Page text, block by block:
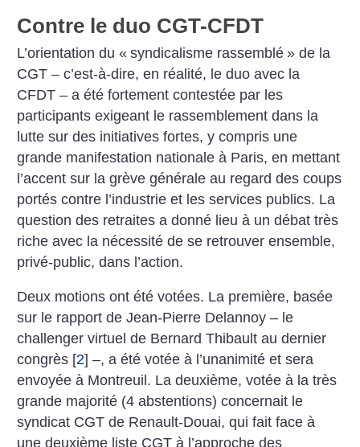
Contre le duo CGT-CFDT
L’orientation du « syndicalisme rassemblé » de la
CGT – c’est-à-dire, en réalité, le duo avec la
CFDT – a été fortement contestée par les
participants exigeant le rassemblement dans la
lutte sur des initiatives fortes, y compris une
grande manifestation nationale à Paris, en mettant
l’accent sur la grève générale au regard des coups
portés contre l’industrie et les services publics. La
question des retraites a donné lieu à un débat très
riche avec la nécessité de se retrouver ensemble,
privé-public, dans l’action.
Deux motions ont été votées. La première, basée
sur le rapport de Jean-Pierre Delannoy – le
challenger virtuel de Bernard Thibault au dernier
congrès [2] –, a été votée à l’unanimité et sera
envoyée à Montreuil. La deuxième, votée à la très
grande majorité (4 abstentions) concernait le
syndicat CGT de Renault-Douai, qui fait face à
une deuxième liste CGT à l’approche des